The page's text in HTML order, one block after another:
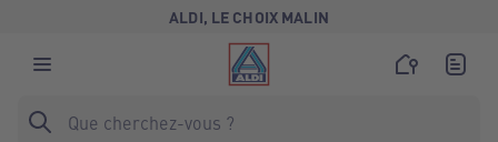
ALDI, LE CHOIX MALIN